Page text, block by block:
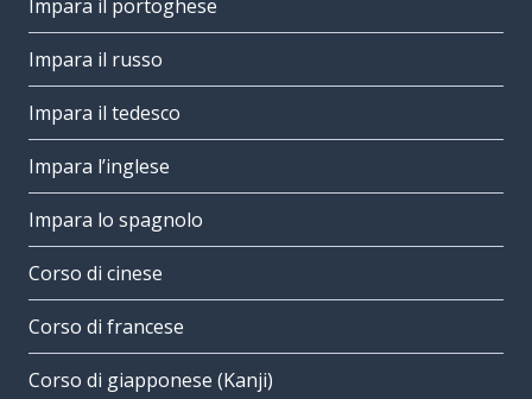
Impara il portoghese
Impara il russo
Impara il tedesco
Impara l’inglese
Impara lo spagnolo
Corso di cinese
Corso di francese
Corso di giapponese (Kanji)